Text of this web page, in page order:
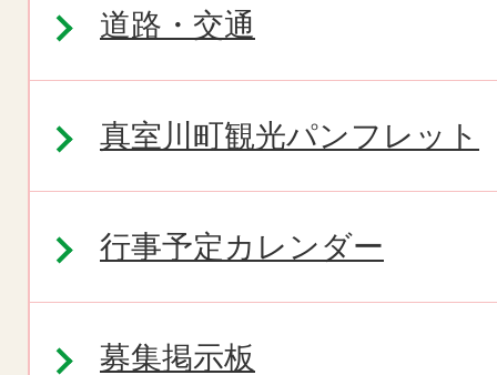
道路・交通
真室川町観光パンフレット
行事予定カレンダー
募集掲示板